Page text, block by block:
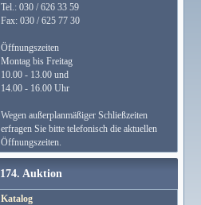
Tel.: 030 / 626 33 59
Fax: 030 / 625 77 30
Öffnungszeiten
Montag bis Freitag
10.00 - 13.00 und
14.00 - 16.00 Uhr
Wegen außerplanmäßiger Schließzeiten
erfragen Sie bitte telefonisch die aktuellen
Öffnungszeiten.
174. Auktion
Katalog